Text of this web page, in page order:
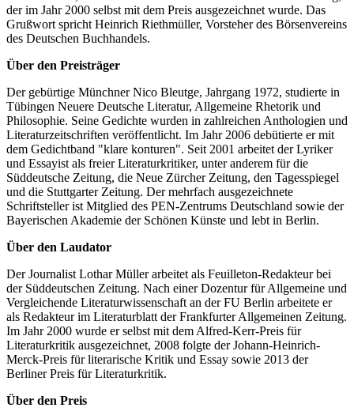
der im Jahr 2000 selbst mit dem Preis ausgezeichnet wurde. Das
Grußwort spricht Heinrich Riethmüller, Vorsteher des Börsenvereins
des Deutschen Buchhandels.
Über den Preisträger
Der gebürtige Münchner Nico Bleutge, Jahrgang 1972, studierte in
Tübingen Neuere Deutsche Literatur, Allgemeine Rhetorik und
Philosophie. Seine Gedichte wurden in zahlreichen Anthologien und
Literaturzeitschriften veröffentlicht. Im Jahr 2006 debütierte er mit
dem Gedichtband "klare konturen". Seit 2001 arbeitet der Lyriker
und Essayist als freier Literaturkritiker, unter anderem für die
Süddeutsche Zeitung, die Neue Zürcher Zeitung, den Tagesspiegel
und die Stuttgarter Zeitung. Der mehrfach ausgezeichnete
Schriftsteller ist Mitglied des PEN-Zentrums Deutschland sowie der
Bayerischen Akademie der Schönen Künste und lebt in Berlin.
Über den Laudator
Der Journalist Lothar Müller arbeitet als Feuilleton-Redakteur bei
der Süddeutschen Zeitung. Nach einer Dozentur für Allgemeine und
Vergleichende Literaturwissenschaft an der FU Berlin arbeitete er
als Redakteur im Literaturblatt der Frankfurter Allgemeinen Zeitung.
Im Jahr 2000 wurde er selbst mit dem Alfred-Kerr-Preis für
Literaturkritik ausgezeichnet, 2008 folgte der Johann-Heinrich-
Merck-Preis für literarische Kritik und Essay sowie 2013 der
Berliner Preis für Literaturkritik.
Über den Preis